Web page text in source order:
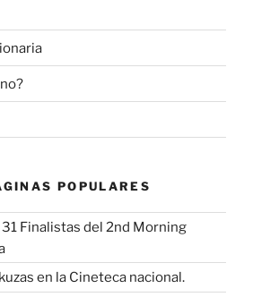
POPULARES
Finalistas del 2nd Morning
en la Cineteca nacional.